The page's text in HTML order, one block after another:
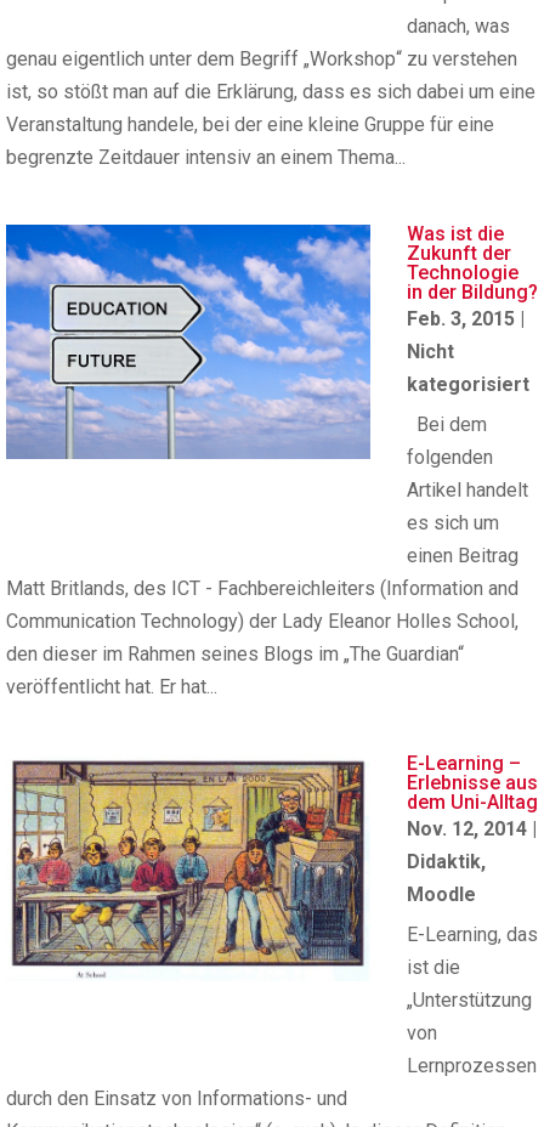
danach, was
genau eigentlich unter dem Begriff „Workshop“ zu verstehen
ist, so stößt man auf die Erklärung, dass es sich dabei um eine
Veranstaltung handele, bei der eine kleine Gruppe für eine
begrenzte Zeitdauer intensiv an einem Thema...
Was ist die
Zukunft der
Technologie
in der Bildung?
Feb. 3, 2015 |
Nicht
kategorisiert
Bei dem
folgenden
Artikel handelt
es sich um
einen Beitrag
Matt Britlands, des ICT - Fachbereichleiters (Information and
Communication Technology) der Lady Eleanor Holles School,
den dieser im Rahmen seines Blogs im „The Guardian“
veröffentlicht hat. Er hat...
E-Learning –
Erlebnisse aus
dem Uni-Alltag
Nov. 12, 2014 |
Didaktik,
Moodle
E-Learning, das
ist die
„Unterstützung
von
Lernprozessen
durch den Einsatz von Informations- und